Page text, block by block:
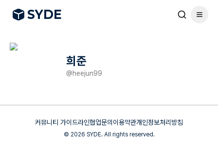
SYDE
희준
@heejun99
커뮤니티 가이드라인협업문의 이용약관개인정보처리방침
© 2026 SYDE. All rights reserved.